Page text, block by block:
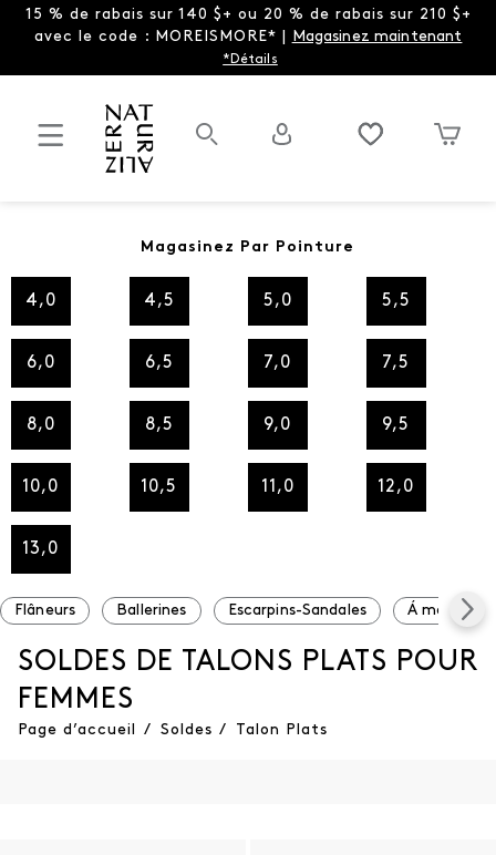
15 % de rabais sur 140 $+ ou 20 % de rabais sur 210 $+
avec le code : MOREISMORE* | Magasinez maintenant
*Détails
Magasinez Par Pointure
4,0 4,5 5,0 5,5
6,0 6,5 7,0 7,5
8,0 8,5 9,0 9,5
10,0 10,5 11,0 12,0
13,0
Flâneurs Ballerines Escarpins-Sandales Á moins de
SOLDES DE TALONS PLATS POUR
FEMMES
Page d’accueil / Soldes / Talon Plats